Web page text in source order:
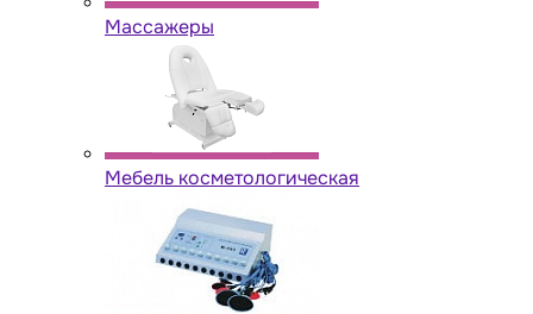
Массажеры
Мебель косметологическая